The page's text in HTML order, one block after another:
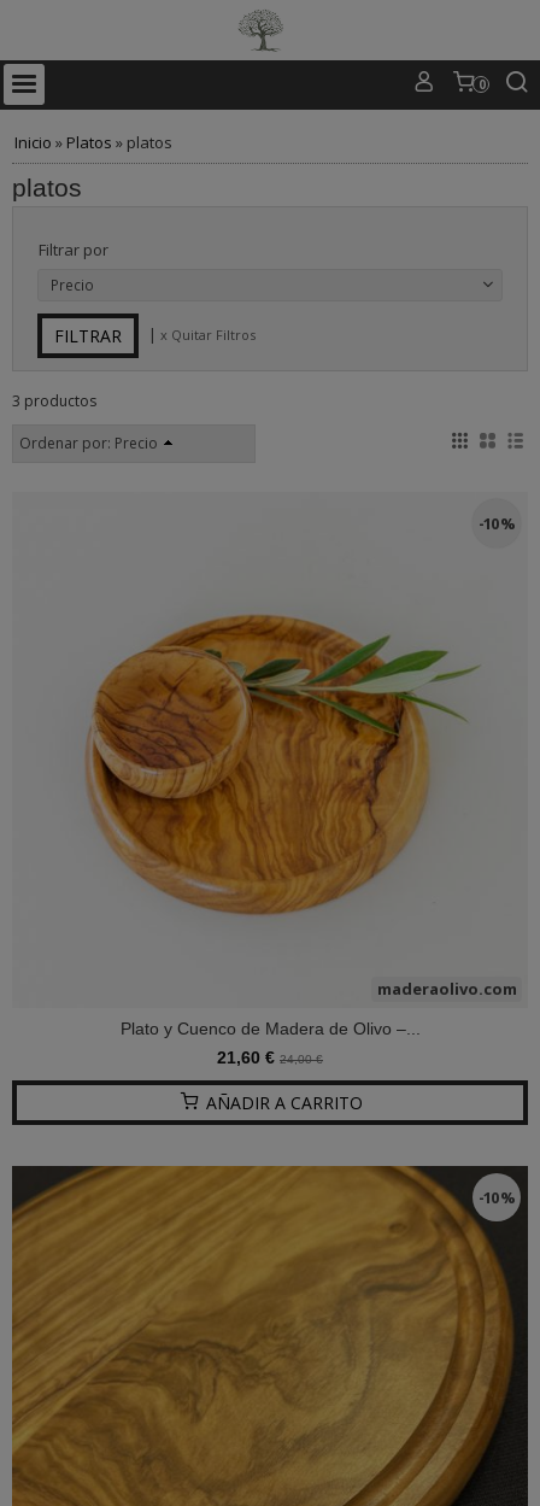
0
Inicio » Platos » platos
platos
Filtrar por
Precio
| x Quitar Filtros
3 productos
Ordenar por: Precio
maderaolivo.com
-10 %
Plato y Cuenco de Madera de Olivo –...
21,60 € 24,00 €
AÑADIR A CARRITO
-10 %